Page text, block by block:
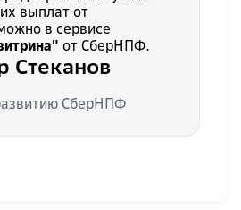
выплат от
в сервисе
от СберНПФ.
Стеканов
СберНПФ